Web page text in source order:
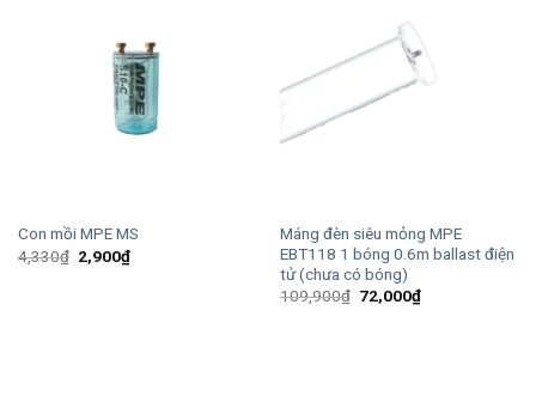
Con mồi MPE MS
4,330₫ Giá
gốc
2,900₫Giá
hiện
Máng đèn siêu mỏng MPE
EBT118 1 bóng 0.6m ballast điện
tử (chưa có bóng)
109,900₫ Giá
gốc
72,000₫Giá
hiện